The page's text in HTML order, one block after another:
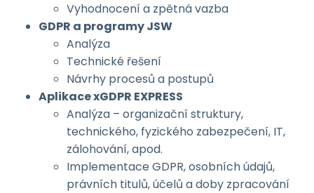
Vyhodnocení a zpětná vazba
GDPR a programy JSW
Analýza
Technické řešení
Návrhy procesů a postupů
Aplikace xGDPR EXPRESS
Analýza – organizační struktury,
technického, fyzického zabezpečení, IT,
zálohování, apod.
Implementace GDPR, osobních údajů,
právních titulů, účelů a doby zpracování